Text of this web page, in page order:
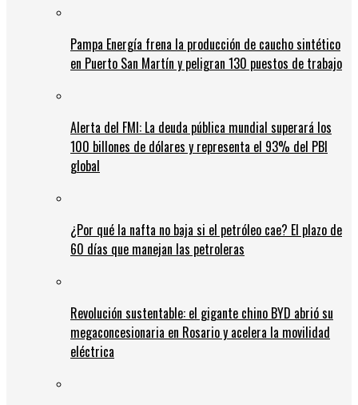
Pampa Energía frena la producción de caucho sintético
en Puerto San Martín y peligran 130 puestos de trabajo
Alerta del FMI: La deuda pública mundial superará los
100 billones de dólares y representa el 93% del PBI
global
¿Por qué la nafta no baja si el petróleo cae? El plazo de
60 días que manejan las petroleras
Revolución sustentable: el gigante chino BYD abrió su
megaconcesionaria en Rosario y acelera la movilidad
eléctrica